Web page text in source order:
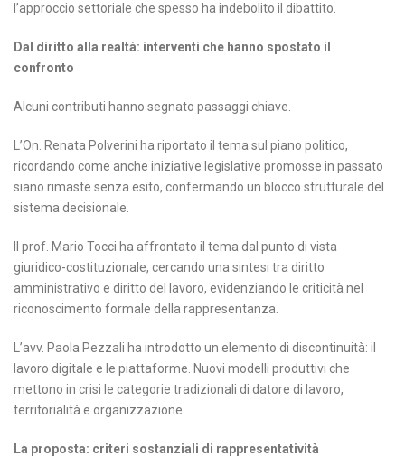
l’approccio settoriale che spesso ha indebolito il dibattito.
Dal diritto alla realtà: interventi che hanno spostato il
confronto
Alcuni contributi hanno segnato passaggi chiave.
L’On. Renata Polverini ha riportato il tema sul piano politico,
ricordando come anche iniziative legislative promosse in passato
siano rimaste senza esito, confermando un blocco strutturale del
sistema decisionale.
Il prof. Mario Tocci ha affrontato il tema dal punto di vista
giuridico-costituzionale, cercando una sintesi tra diritto
amministrativo e diritto del lavoro, evidenziando le criticità nel
riconoscimento formale della rappresentanza.
L’avv. Paola Pezzali ha introdotto un elemento di discontinuità: il
lavoro digitale e le piattaforme. Nuovi modelli produttivi che
mettono in crisi le categorie tradizionali di datore di lavoro,
territorialità e organizzazione.
La proposta: criteri sostanziali di rappresentatività